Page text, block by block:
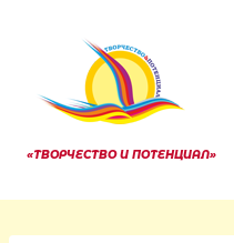
содержанию
«ТВОРЧЕСТВО И ПОТЕНЦИАЛ»